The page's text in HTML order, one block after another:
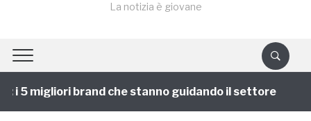
La notizia è giovane
5 migliori brand che stanno guidando il settore